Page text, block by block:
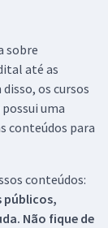
sobre
até as
os cursos
uma
conteúdos para
conteúdos:
públicos,
Não fique de